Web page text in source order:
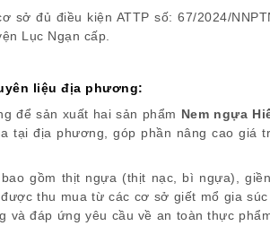
sở đủ điều kiện ATTP số:67/2024/
Lục Ngạn cấp.
liệu địa phương:
để sản xuất hai sản phẩm Nem ngựa
tại địa phương, góp phần nâng cao giá
gồm thịt ngựa (thịt nạc, bì ngựa),
thu mua từ các cơ sở giết mổ gia
và đáp ứng yêu cầu về an toàn thực